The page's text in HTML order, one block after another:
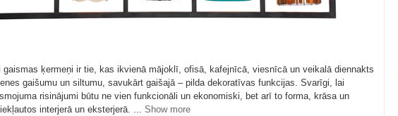
gaismas ķermeņi ir tie, kas ikvienā mājoklī, ofisā, kafejnīcā, viesnīcā un veikalā diennakts
gaišumu un siltumu, savukārt gaišajā – pilda dekoratīvas funkcijas. Svarīgi, lai
risinājumi būtu ne vien funkcionāli un ekonomiski, bet arī to forma, krāsa un
interjerā un eksterjerā. ... Show more